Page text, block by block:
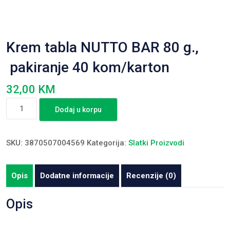
Krem tabla NUTTO BAR 80 g.,
pakiranje 40 kom/karton
32,00 KM
Krem
BAR
g.,
pakiranje
40
kom/karton
količina
Dodaj u korpu
SKU: 3870507004569 Kategorija: Slatki Proizvodi
Opis Dodatne informacije Recenzije (0)
Opis